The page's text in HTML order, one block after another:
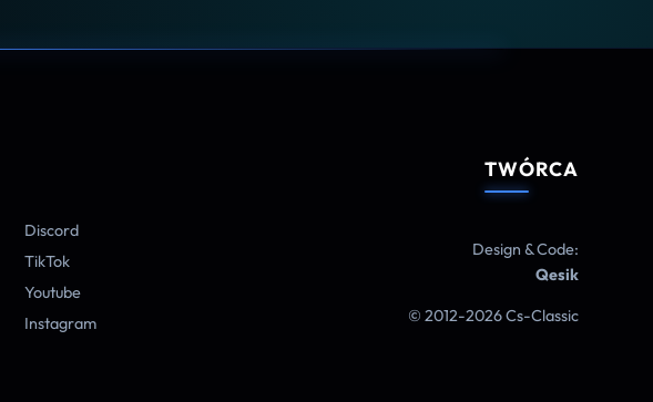
Discord
TikTok
Youtube
Instagram
TWÓRCA
Design & Code:
Qesik
© 2012-2026 Cs-Classic